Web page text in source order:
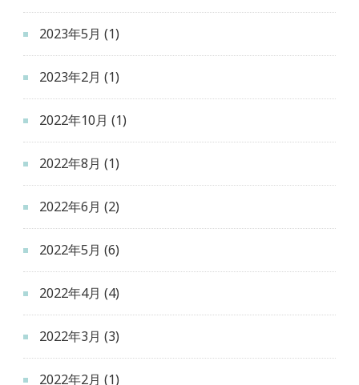
2023年5月 (1)
2023年2月 (1)
2022年10月 (1)
2022年8月 (1)
2022年6月 (2)
2022年5月 (6)
2022年4月 (4)
2022年3月 (3)
2022年2月 (1)